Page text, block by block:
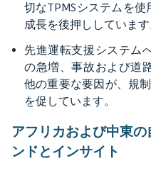
切なTPMSシステムを
成長を後押ししています
先進運転支援システム
の急増、事故および道
他の重要な要因が、規
を促しています。
アフリカおよび中東
ンドとインサイト